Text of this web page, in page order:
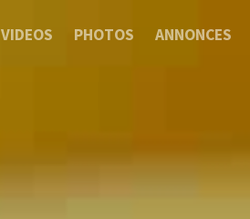
VIDEOS PHOTOS ANNONCES